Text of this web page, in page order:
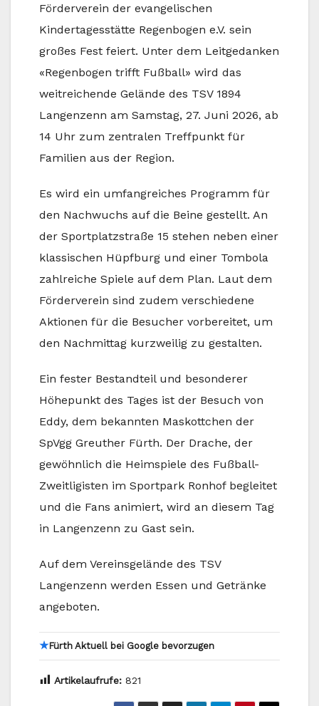
Förderverein der evangelischen
Kindertagesstätte Regenbogen e.V. sein
großes Fest feiert. Unter dem Leitgedanken
«Regenbogen trifft Fußball» wird das
weitreichende Gelände des TSV 1894
Langenzenn am Samstag, 27. Juni 2026, ab
14 Uhr zum zentralen Treffpunkt für
Familien aus der Region.
Es wird ein umfangreiches Programm für
den Nachwuchs auf die Beine gestellt. An
der Sportplatzstraße 15 stehen neben einer
klassischen Hüpfburg und einer Tombola
zahlreiche Spiele auf dem Plan. Laut dem
Förderverein sind zudem verschiedene
Aktionen für die Besucher vorbereitet, um
den Nachmittag kurzweilig zu gestalten.
Ein fester Bestandteil und besonderer
Höhepunkt des Tages ist der Besuch von
Eddy, dem bekannten Maskottchen der
SpVgg Greuther Fürth. Der Drache, der
gewöhnlich die Heimspiele des Fußball-
Zweitligisten im Sportpark Ronhof begleitet
und die Fans animiert, wird an diesem Tag
in Langenzenn zu Gast sein.
Auf dem Vereinsgelände des TSV
Langenzenn werden Essen und Getränke
angeboten.
★Fürth Aktuell bei Google bevorzugen
Artikelaufrufe: 821